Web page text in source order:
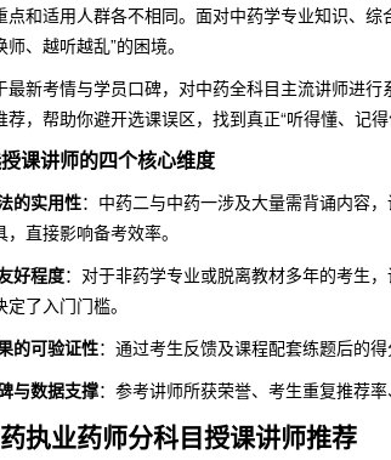
点和适用人群各不相同。面对中药学专业知识、
、越听越乱”的困境。
最新考情与学员口碑，对中药全科目主流讲师进
荐，帮助你避开选课误区，找到真正“听得懂、记得
课讲师的四个核心维度
的实用性：中药二与中药一涉及大量需背诵内容
直接影响备考效率。
好程度：对于非药学专业或脱离教材多年的考生
了入门门槛。
的可验证性：通过考生反馈及课程配套练题后的
与数据支撑：参考讲师所获荣誉、考生重复推荐
执业药师分科目授课讲师推荐